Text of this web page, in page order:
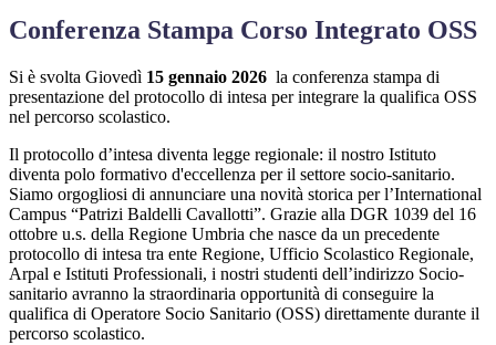
Conferenza Stampa Corso Integrato OSS
Si è svolta Giovedì 15 gennaio 2026 la conferenza stampa di
presentazione del protocollo di intesa per integrare la qualifica OSS
nel percorso scolastico.
Il protocollo d’intesa diventa legge regionale: il nostro Istituto
diventa polo formativo d'eccellenza per il settore socio-sanitario.
Siamo orgogliosi di annunciare una novità storica per l’International
Campus “Patrizi Baldelli Cavallotti”. Grazie alla DGR 1039 del 16
ottobre u.s. della Regione Umbria che nasce da un precedente
protocollo di intesa tra ente Regione, Ufficio Scolastico Regionale,
Arpal e Istituti Professionali, i nostri studenti dell’indirizzo Socio-
sanitario avranno la straordinaria opportunità di conseguire la
qualifica di Operatore Socio Sanitario (OSS) direttamente durante il
percorso scolastico.